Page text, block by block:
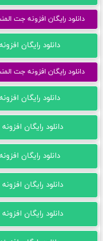
دانلود رایگان افزونه جت المنت نسخه 2.6.16 -
دانلود رایگان
دانلود رایگان افزونه جت المنت نسخه 2.6.15 -
دانلود رایگان
دانلود رایگان افزونه
دانلود رایگان
دانلود رایگان
دانلود رایگان افزونه